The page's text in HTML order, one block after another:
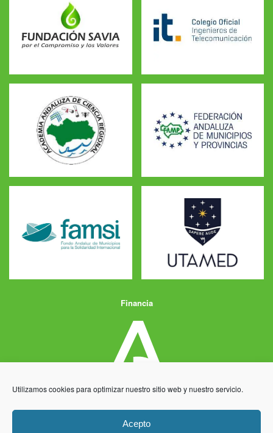
Utilizamos cookies para optimizar nuestro sitio web y nuestro servicio.
Acepto
Financia